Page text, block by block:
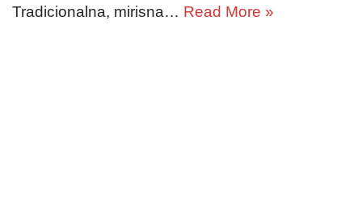
Tradicionalna, mirisna… Read More »